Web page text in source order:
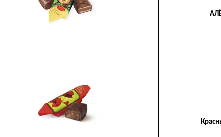
Красный